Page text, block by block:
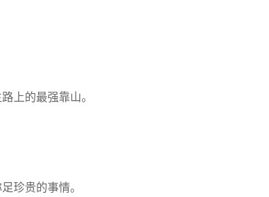
上的最强靠山。
珍贵的事情。